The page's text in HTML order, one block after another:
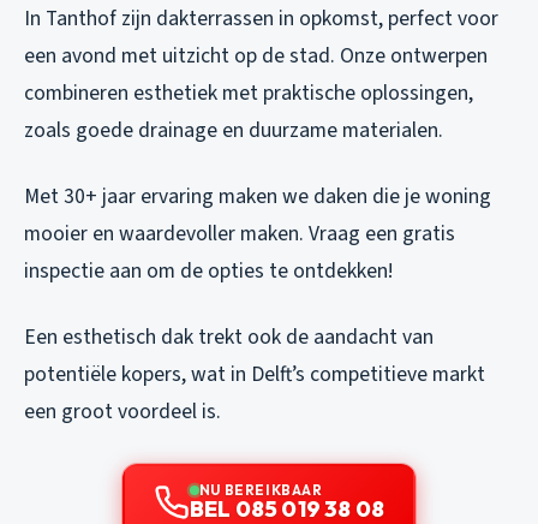
In Tanthof zijn dakterrassen in opkomst, perfect voor
een avond met uitzicht op de stad. Onze ontwerpen
combineren esthetiek met praktische oplossingen,
zoals goede drainage en duurzame materialen.
Met 30+ jaar ervaring maken we daken die je woning
mooier en waardevoller maken. Vraag een gratis
inspectie aan om de opties te ontdekken!
Een esthetisch dak trekt ook de aandacht van
potentiële kopers, wat in Delft’s competitieve markt
een groot voordeel is.
NU BEREIKBAAR
BEL 085 019 38 08